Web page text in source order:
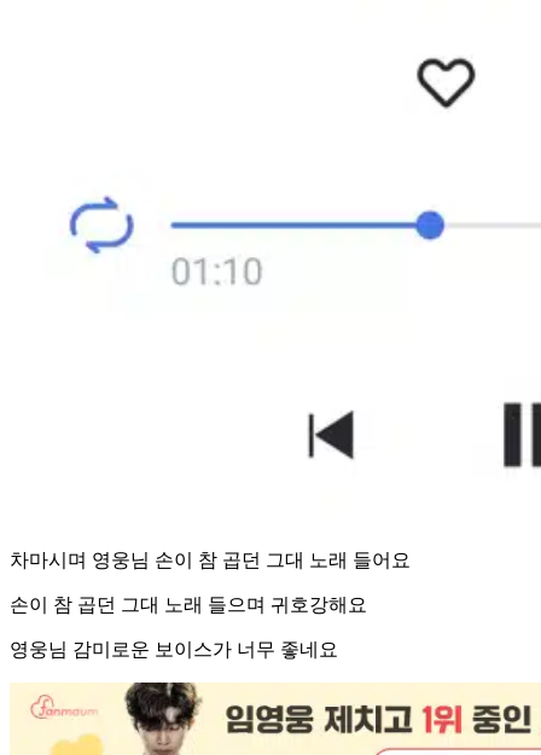
차마시며 영웅님 손이 참 곱던 그대 노래 들어요
손이 참 곱던 그대 노래 들으며 귀호강해요
영웅님 감미로운 보이스가 너무 좋네요